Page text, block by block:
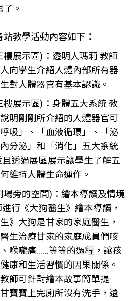
。
教學活動內容如下：
樓展示區)：透明人瑪莉 教師
向學生介紹人體內部所有器
對人體器官有基本認識。
樓展示區)：身體五大系統 教
明剛剛所介紹的人體器官可
吸」、「血液循環」、「泌
分泌」和「消化」五大系統
透過展區展示讓學生了解五
維持人體生命運作。
場旁的空間)：繪本導讀及情境
行《大狗醫生》繪本導讀，
生》大狗是甘家的家庭醫生，
生治療甘家的家庭成員們咳
喉嚨痛……等等的過程，讓孩
康和生活習慣的因果關係。
師可針對繪本故事簡單提
寶寶上完廁所沒有洗手，還